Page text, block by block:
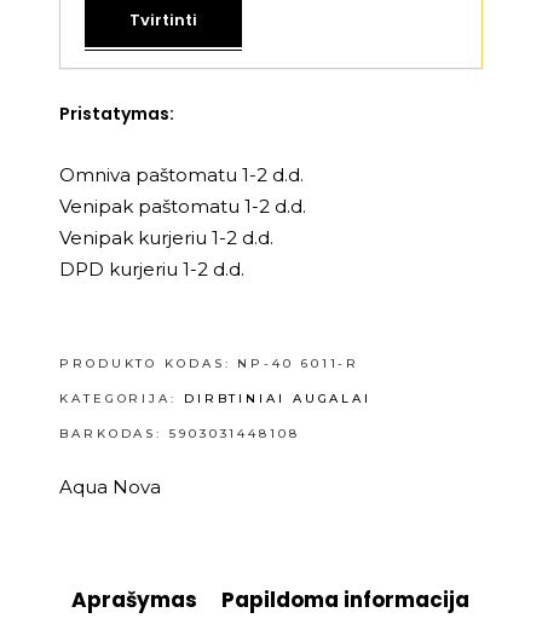
Tvirtinti
Pristatymas:
Omniva paštomatu 1-2 d.d.
Venipak paštomatu 1-2 d.d.
Venipak kurjeriu 1-2 d.d.
DPD kurjeriu 1-2 d.d.
PRODUKTO KODAS: NP-40 6011-R
KATEGORIJA: DIRBTINIAI AUGALAI
BARKODAS: 5903031448108
Aqua Nova
Aprašymas Papildoma informacija